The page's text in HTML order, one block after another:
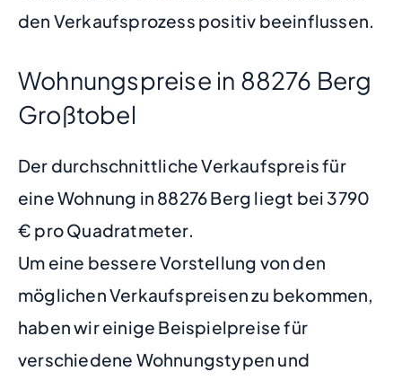
den Verkaufsprozess positiv beeinflussen.
Wohnungspreise in 88276 Berg
Großtobel
Der durchschnittliche Verkaufspreis für
eine Wohnung in 88276 Berg liegt bei 3790
€ pro Quadratmeter.
Um eine bessere Vorstellung von den
möglichen Verkaufspreisen zu bekommen,
haben wir einige Beispielpreise für
verschiedene Wohnungstypen und